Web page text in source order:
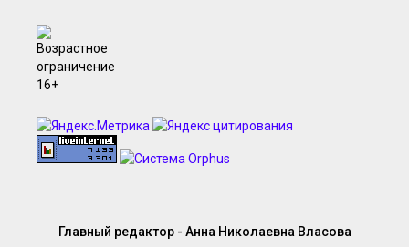
Главный редактор - Анна Николаевна Власова